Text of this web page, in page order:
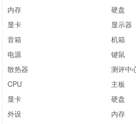
内存
硬盘
显卡
显示器
音箱
机箱
电源
键鼠
散热器
测评中
CPU
主板
显卡
硬盘
外设
内存